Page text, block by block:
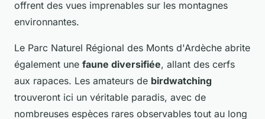
offrent des vues imprenables sur les montagnes
environnantes.
Le Parc Naturel Régional des Monts d'Ardèche abrite
également une faune diversifiée, allant des cerfs
aux rapaces. Les amateurs de birdwatching
trouveront ici un véritable paradis, avec de
nombreuses espèces rares observables tout au long